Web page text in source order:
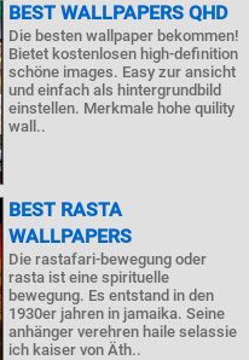
BEST WALLPAPERS QHD
Die besten wallpaper bekommen!
Bietet kostenlosen high-definition
schöne images. Easy zur ansicht
und einfach als hintergrundbild
einstellen. Merkmale hohe quility
wall..
BEST RASTA
WALLPAPERS
Die rastafari-bewegung oder
rasta ist eine spirituelle
bewegung. Es entstand in den
1930er jahren in jamaika. Seine
anhänger verehren haile selassie
ich kaiser von Äth..